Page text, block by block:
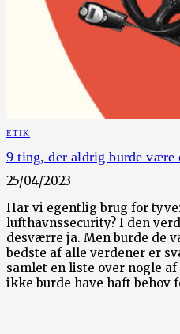
ETIK
9 ting, der aldrig burde være
25/04/2023
Har vi egentlig brug for
lufthavnssecurity? I den
desværre ja. Men burde de
bedste af alle verdener er
samlet en liste over nogle
ikke burde have haft behov